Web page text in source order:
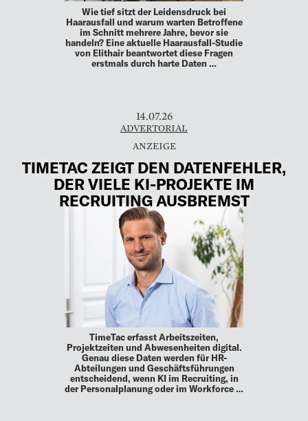
Wie tief sitzt der Leidensdruck bei
Haarausfall und warum warten Betroffene
im Schnitt mehrere Jahre, bevor sie
handeln? Eine aktuelle Haarausfall-Studie
von Elithair beantwortet diese Fragen
erstmals durch harte Daten …
14.07.26
ADVERTORIAL
TIMETAC ZEIGT DEN DATENFEHLER,
DER VIELE KI-PROJEKTE IM
RECRUITING AUSBREMST
TimeTac erfasst Arbeitszeiten,
Projektzeiten und Abwesenheiten digital.
Genau diese Daten werden für HR-
Abteilungen und Geschäftsführungen
entscheidend, wenn KI im Recruiting, in
der Personalplanung oder im Workforce …